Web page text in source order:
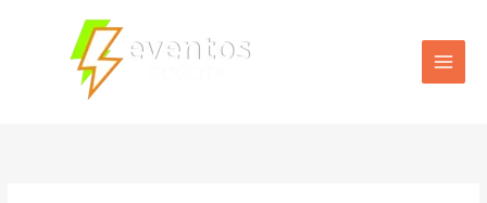
contenido